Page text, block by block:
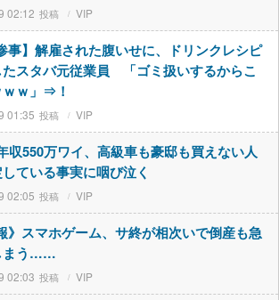
02:12 VIP
事】解雇された腹いせに、ドリンクレシピ
たスタバ元従業員 「ゴミ扱いするからこ
ｗ」⇒！
01:35 VIP
収550万ワイ、高級車も豪邸も買えない人
ている事実に咽び泣く
02:05 VIP
》スマホゲーム、サ終が相次いで倒産も急
まう……
02:03 VIP